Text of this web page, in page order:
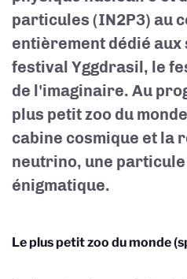
particules (IN2P3) au
entièrement dédié aux
festival Yggdrasil, le
de l'imaginaire. Au
plus petit zoo du
cabine cosmique et la
neutrino, une
énigmatique.
Le plus petit zoo du monde